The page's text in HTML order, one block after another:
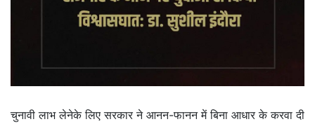
चुनावी लाभ लेनेके लिए सरकार ने आनन-फानन में बिना आधार के करवा दी